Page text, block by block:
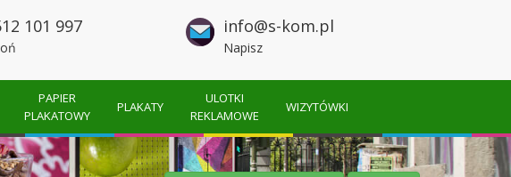
101 997 info@s-kom.pl
Napisz
PAPIER
PLAKATOWY
PLAKATY
ULOTKI
REKLAMOWE
WIZYTÓWKI